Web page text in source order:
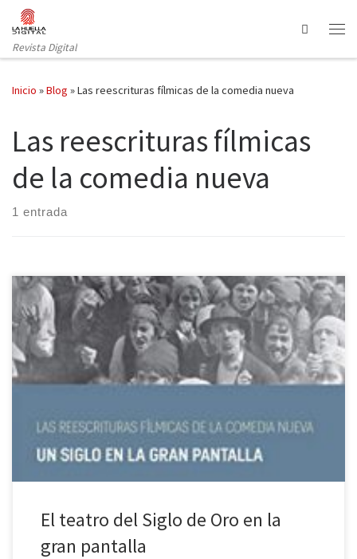
Saltar al contenido
Revista Digital
Search
Inicio »Blog »Las reescrituras fílmicas de la comedia nueva
Las reescrituras fílmicas
de la comedia nueva
1 entrada
La editorial Peter Lang publica Las reescrituras fílmicas de la
comedia nueva, de Alba Carmona. Es el primer libro dedicado en
su integridad a las adaptaciones cinematográficas de la comedia
áurea. Con él, el Siglodorismo salda una deuda contraída con un
despertado […]
El teatro del Siglo de Oro en la
gran pantalla